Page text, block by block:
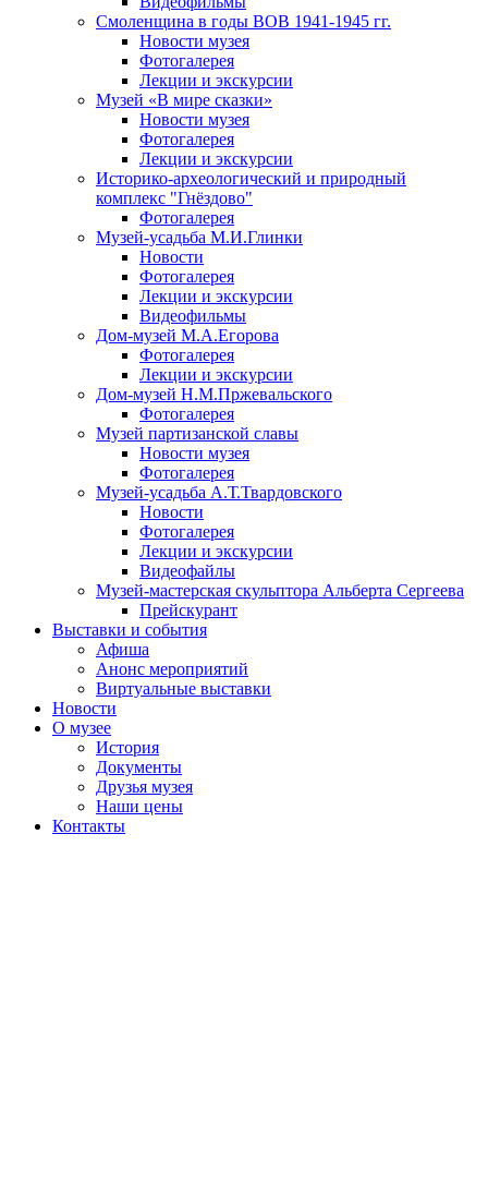
Смоленщина в годы ВОВ 1941-1945 гг.
Новости музея
Фотогалерея
Лекции и экскурсии
Музей «В мире сказки»
Новости музея
Фотогалерея
Лекции и экскурсии
Историко-археологический и природный
комплекс "Гнёздово"
Фотогалерея
Музей-усадьба М.И.Глинки
Новости
Фотогалерея
Лекции и экскурсии
Видеофильмы
Дом-музей М.А.Егорова
Фотогалерея
Лекции и экскурсии
Дом-музей Н.М.Пржевальского
Фотогалерея
Музей партизанской славы
Новости музея
Фотогалерея
Музей-усадьба А.Т.Твардовского
Новости
Фотогалерея
Лекции и экскурсии
Видеофайлы
Музей-мастерская скульптора Альберта Сергеева
Прейскурант
Выставки и события
Афиша
Анонс мероприятий
Виртуальные выставки
Новости
О музее
История
Документы
Друзья музея
Наши цены
Контакты